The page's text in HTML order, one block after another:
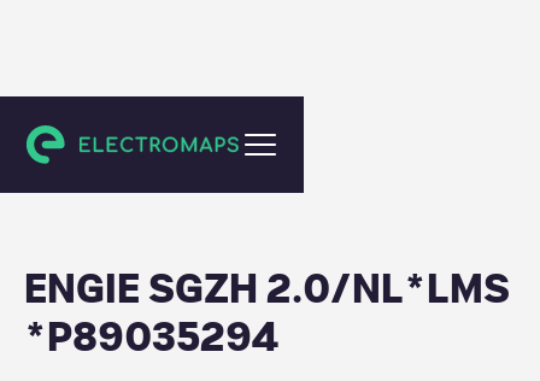
Rotterdam
ENGIE SGZH 2.0/NL*LMS
*P89035294